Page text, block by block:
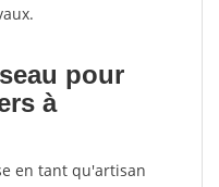
pour
à
en tant qu'artisan